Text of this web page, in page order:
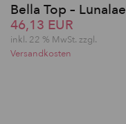
Bella Top – Lunalae
46,13 EUR
inkl. 22 % MwSt. zzgl.
Versandkosten